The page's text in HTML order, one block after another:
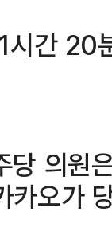
시간
당 의원
카오가